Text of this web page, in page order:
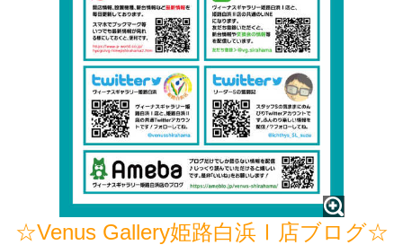
☆Venus Gallery姫路白浜Ⅰ店ブログ☆